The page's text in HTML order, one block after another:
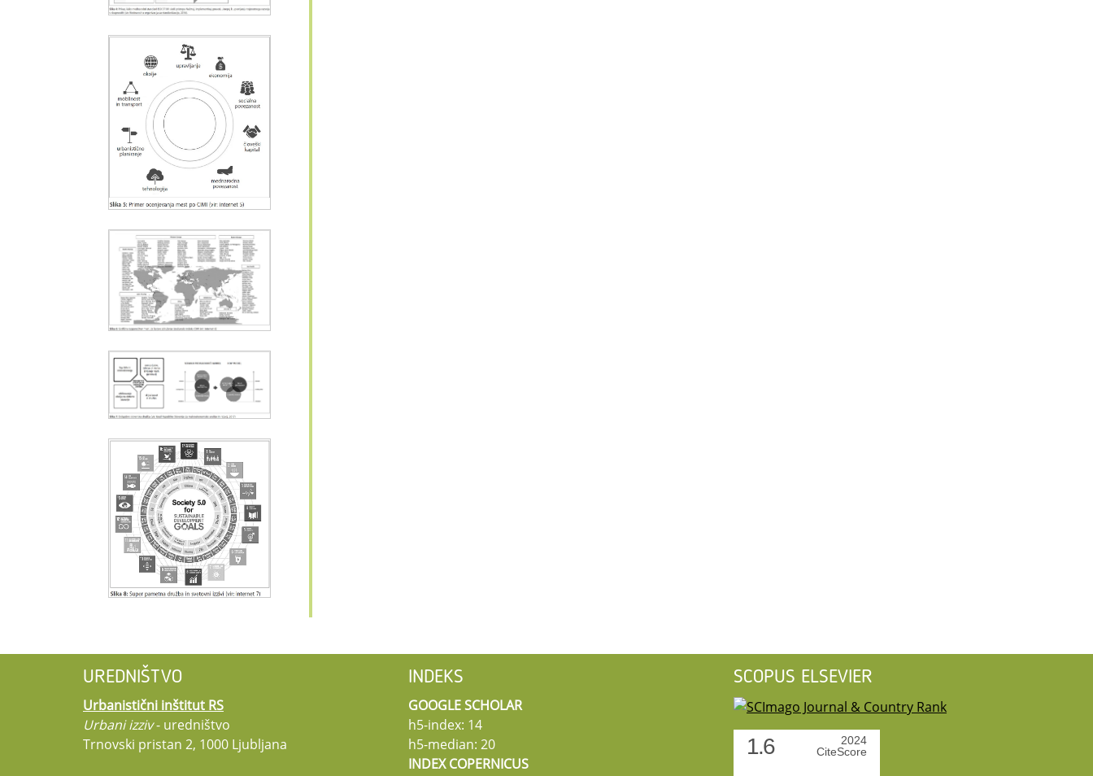
UREDNIŠTVO
Urbanistični inštitut RS
Urbani izziv- uredništvo
Trnovski pristan 2, 1000 Ljubljana
INDEKS
GOOGLE SCHOLAR
h5-index: 14
h5-median: 20
INDEX COPERNICUS
SCOPUS ELSEVIER
1.6
2024
CiteScore